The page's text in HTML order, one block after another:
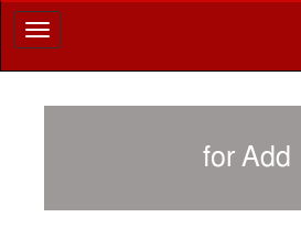
Toggle
navigation
for Add